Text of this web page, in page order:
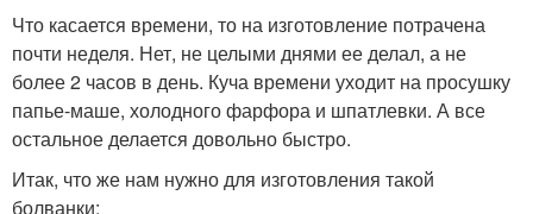
Что касается времени, то на изготовление потрачена
почти неделя. Нет, не целыми днями ее делал, а не
более 2 часов в день. Куча времени уходит на просушку
папье-маше, холодного фарфора и шпатлевки. А все
остальное делается довольно быстро.
Итак, что же нам нужно для изготовления такой
болванки: